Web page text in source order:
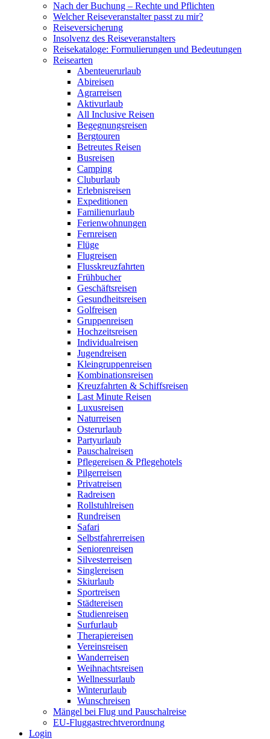
Nach der Buchung – Rechte und Pflichten
Welcher Reiseveranstalter passt zu mir?
Reiseversicherung
Insolvenz des Reiseveranstalters
Reisekataloge: Formulierungen und Bedeutungen
Reisearten
Abenteuerurlaub
Abireisen
Agrarreisen
Aktivurlaub
All Inclusive Reisen
Begegnungsreisen
Bergtouren
Betreutes Reisen
Busreisen
Camping
Cluburlaub
Erlebnisreisen
Expeditionen
Familienurlaub
Ferienwohnungen
Fernreisen
Flüge
Flugreisen
Flusskreuzfahrten
Frühbucher
Geschäftsreisen
Gesundheitsreisen
Golfreisen
Gruppenreisen
Hochzeitsreisen
Individualreisen
Jugendreisen
Kleingruppenreisen
Kombinationsreisen
Kreuzfahrten & Schiffsreisen
Last Minute Reisen
Luxusreisen
Naturreisen
Osterurlaub
Partyurlaub
Pauschalreisen
Pflegereisen & Pflegehotels
Pilgerreisen
Privatreisen
Radreisen
Rollstuhlreisen
Rundreisen
Safari
Selbstfahrerreisen
Seniorenreisen
Silvesterreisen
Singlereisen
Skiurlaub
Sportreisen
Städtereisen
Studienreisen
Surfurlaub
Therapiereisen
Vereinsreisen
Wanderreisen
Weihnachtsreisen
Wellnessurlaub
Winterurlaub
Wunschreisen
Mängel bei Flug und Pauschalreise
EU-Fluggastrechtverordnung
Login